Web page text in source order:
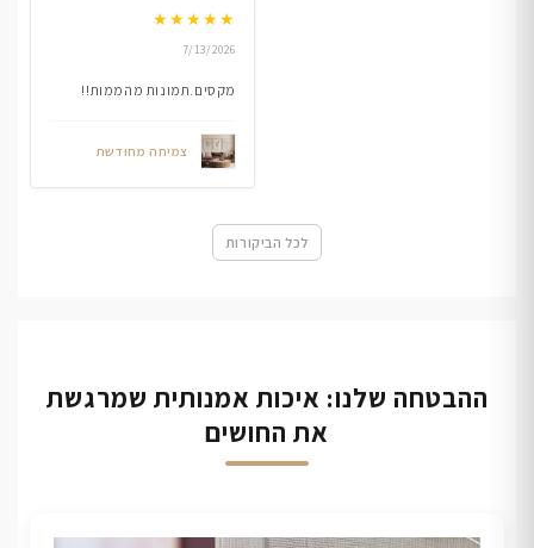
★★★★★
7/13/2026
מקסים.תמונות מהממות!!
צמיחה מחודשת
לכל הביקורות
ההבטחה שלנו: איכות אמנותית שמרגשת
את החושים